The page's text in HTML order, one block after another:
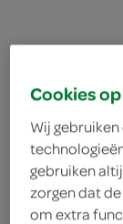
Cookies
Wij
gebruiken
zorgen dat
om extra